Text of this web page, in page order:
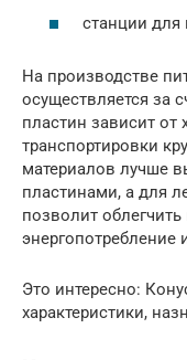
станции для
На производстве
осуществляется за
пластин зависит от
транспортировки
материалов лучше
пластинами, а для
позволит
энергопотребление
Это интересно:
характеристики,